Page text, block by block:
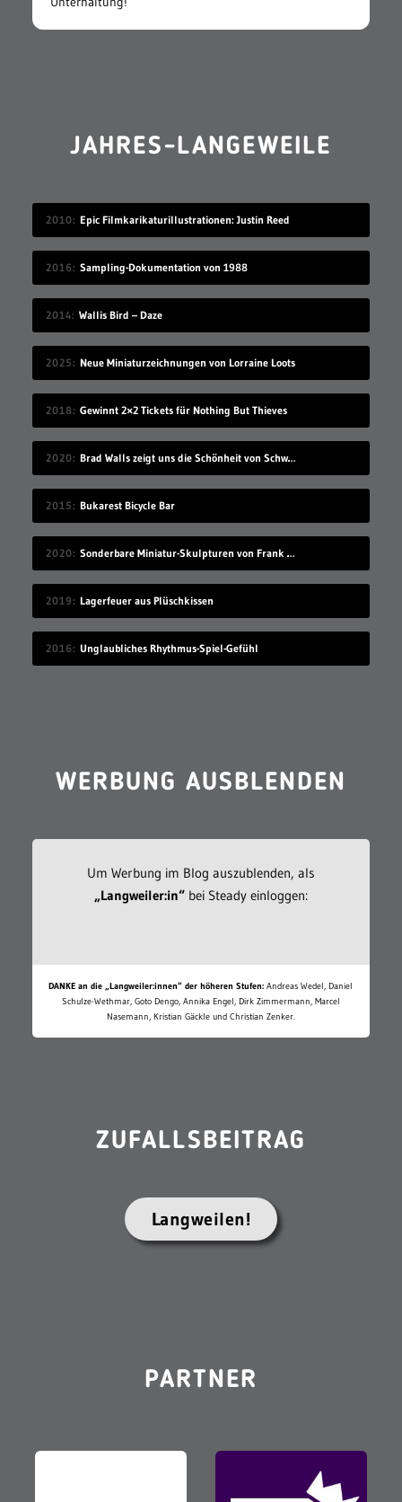
JAHRES-LANGEWEILE
2010 Epic Filmkarikaturillustrationen: Justin Reed
2016 Sampling-Dokumentation von 1988
2014 Wallis Bird – Daze
2025 Neue Miniaturzeichnungen von Lorraine Loots
2018 Gewinnt 2×2 Tickets für Nothing But Thieves
2020 Brad Walls zeigt uns die Schönheit von Schwimmbecken
2015 Bukarest Bicycle Bar
2020 Sonderbare Miniatur-Skulpturen von Frank Kunert
2019 Lagerfeuer aus Plüschkissen
2016 Unglaubliches Rhythmus-Spiel-Gefühl
WERBUNG AUSBLENDEN
Um Werbung im Blog auszublenden, als
„Langweiler:in“bei Steady einloggen:
DANKE an die „Langweiler:innen“ der höheren Stufen: Andreas Wedel, Daniel
Schulze-Wethmar, Goto Dengo, Annika Engel, Dirk Zimmermann, Marcel
Nasemann, Kristian Gäckle und Christian Zenker.
ZUFALLSBEITRAG
Langweilen!
PARTNER